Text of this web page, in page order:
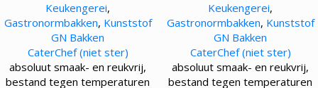
transparant
Keukengerei,
Gastronormbakken, Kunststof
GN Bakken
CaterChef (niet ster)
absoluut smaak- en reukvrij,
bestand tegen temperaturen
transparant
Keukengerei,
Gastronormbakken, Kunststof
GN Bakken
CaterChef (niet ster)
absoluut smaak- en reukvrij,
bestand tegen temperaturen